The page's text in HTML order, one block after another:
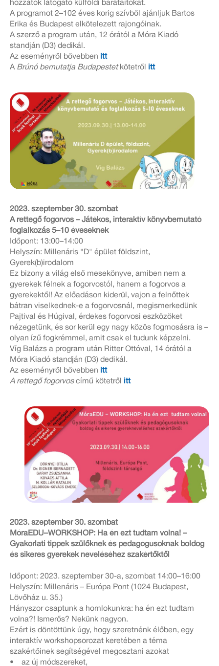
hozzátok látogató külföldi barátaitokat.
A programot 2–102 éves korig szívből ajánljuk Bartos
Erika és Budapest elkötelezett rajongóinak.
A szerző a program után, 12 órától a Móra Kiadó
standján (D3) dedikál.
Az eseményről bővebben itt
A Brúnó bemutatja Budapestetkötetről itt
2023. szeptember 30. szombat
A rettegő fogorvos – Játékos, interaktív könyvbemutató
foglalkozás 5–10 éveseknek
Időpont: 13:00–14:00
Helyszín: Millenáris "D" épület földszint,
Gyerek(b)irodalom
Ez bizony a világ első mesekönyve, amiben nem a
gyerekek félnek a fogorvostól, hanem a fogorvos a
gyerekektől! Az előadáson kiderül, vajon a felnőttek
bátran viselkednek-e a fogorvosnál, megismerkedünk
Pajtival és Húgival, érdekes fogorvosi eszközöket
nézegetünk, és sor kerül egy nagy közös fogmosásra is –
olyan ízű fogkrémmel, amit csak el tudunk képzelni.
Víg Balázs a program után Ritter Ottóval, 14 órától a
Móra Kiadó standján (D3) dedikál.
Az eseményről bővebben itt
A rettegő fogorvoscímű kötetről itt
2023. szeptember 30. szombat
MóraEDU–WORKSHOP: Ha én ezt tudtam volna! –
Gyakorlati tippek szülőknek és pedagógusoknak boldog
és sikeres gyerekek neveléséhez szakértőktől
Időpont: 2023. szeptember 30-a, szombat 14:00–16:00
Helyszín: Millenáris – Európa Pont (1024 Budapest,
Lövőház u. 35.)
Hányszor csaptunk a homlokunkra: ha én ezt tudtam
volna?! Ismerős? Nekünk nagyon.
Ezért is döntöttünk úgy, hogy szeretnénk élőben, egy
interaktív workshopsorozat keretében a téma
szakértőinek segítségével megosztani azokat
• az új módszereket,